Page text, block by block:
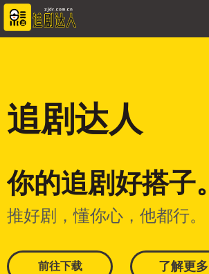
追剧达人
你的追剧好搭子。
推好剧，懂你心，他都行。
前往下载 了解更多